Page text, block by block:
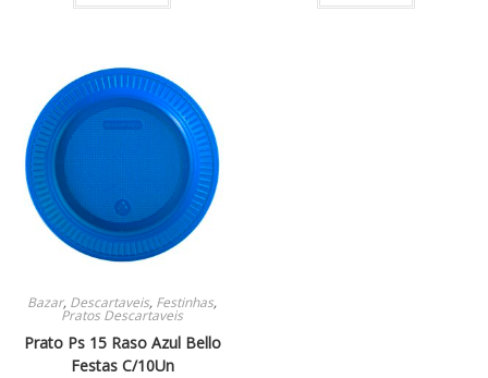
Bazar, Descartaveis, Festinhas,
Pratos Descartaveis
Prato Ps 15 Raso Azul Bello
Festas C/10Un